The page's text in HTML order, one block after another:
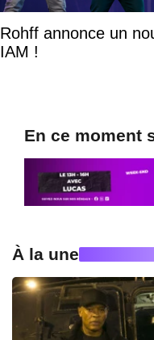
Rohff annonce un
IAM !
En ce moment
À la une